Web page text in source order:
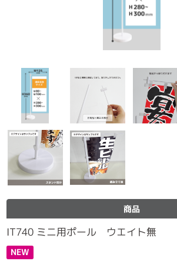
商品
IT740 ミニ用ポール ウエイト無
NEW